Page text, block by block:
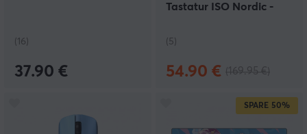
(16)
37.90 €
Tastatur ISO Nordic -
(5)
54.90 €
SPARE 50%